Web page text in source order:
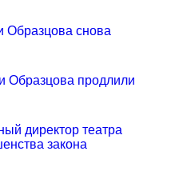
Образцова снова
Образцова продлили
директор театра
закона